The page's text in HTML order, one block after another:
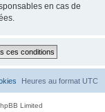
en cas de
Heures au format UTC
Limited